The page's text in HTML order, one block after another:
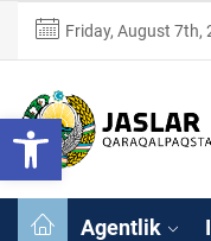
Open toolbar
content
Friday, August 7th,
Agentlik